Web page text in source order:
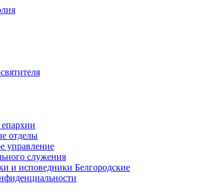
отделы
управление
служения
и исповедники Белгородские